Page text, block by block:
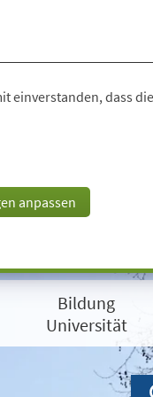
einverstanden, dass
anpassen
Bildung
Universität